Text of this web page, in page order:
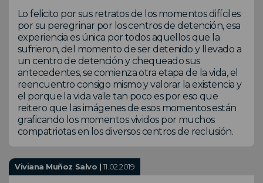
Lo felicito por sus retratos de los momentos difíciles
por su peregrinar por los centros de detención, esa
experiencia es única por todos aquellos que la
sufrieron, del momento de ser detenido y llevado a
un centro de detención y chequeado sus
antecedentes, se comienza otra etapa de la vida, el
reencuentro consigo mismo y valorar la existencia y
el porque la vida vale tan poco es por eso que
reitero que las imágenes de esos momentos están
graficando los momentos vividos por muchos
compatriotas en los diversos centros de reclusión.
Viviana Muñoz Salvo | 11.02.2019